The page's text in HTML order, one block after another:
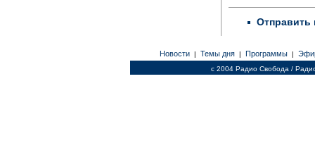
Отправить
Новости | Темы дня | Программы |
c 2004 Радио Свобода /